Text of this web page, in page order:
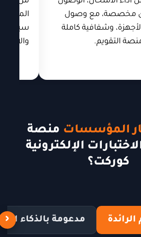
مخصصة، مع وصول
وشفافية كاملة
التقويم.
سير
المؤسسات منصة
الإلكترونية
كوركت؟
‹ مدعومة بالذكاء